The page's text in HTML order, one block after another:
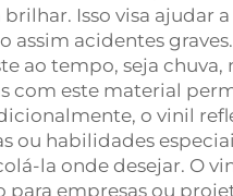
Isso visa ajudar
acidentes
ao tempo, seja chuva,
com este material
o vinil
ou habilidades
la onde desejar. O
empresas ou